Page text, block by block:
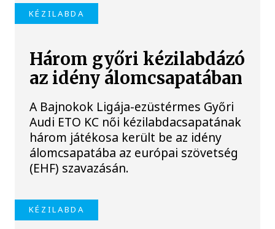
KÉZILABDA
Három győri kézilabdázó
az idény álomcsapatában
A Bajnokok Ligája-ezüstérmes Győri
Audi ETO KC női kézilabdacsapatának
három játékosa került be az idény
álomcsapatába az európai szövetség
(EHF) szavazásán.
KÉZILABDA